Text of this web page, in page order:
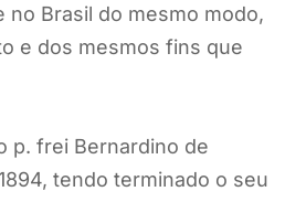
no Brasil do mesmo modo,
e dos mesmos fins que
p. frei Bernardino de
tendo terminado o seu